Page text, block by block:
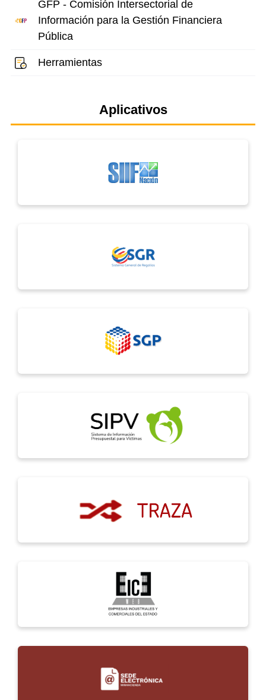
GFP - Comisión Intersectorial de
Información para la Gestión Financiera
Pública
Herramientas
Aplicativos